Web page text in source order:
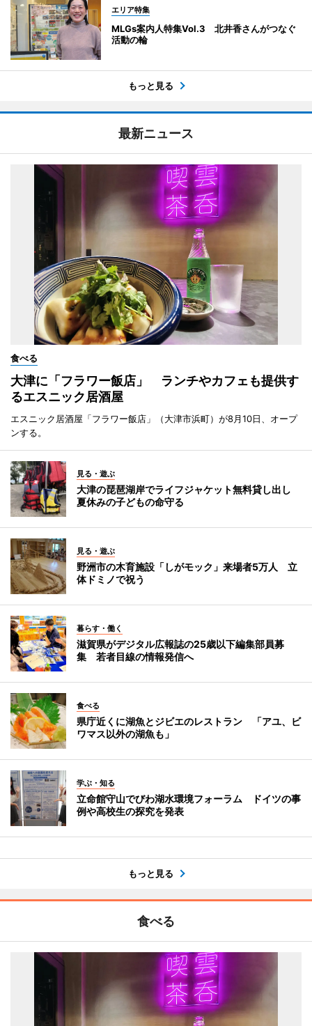
エリア特集
MLGs案内人特集Vol.3 北井香さんがつなぐ
活動の輪
もっと見る
最新ニュース
食べる
大津に「フラワー飯店」 ランチやカフェも提供す
るエスニック居酒屋
エスニック居酒屋「フラワー飯店」（大津市浜町）が8月10日、オープ
ンする。
見る・遊ぶ
大津の琵琶湖岸でライフジャケット無料貸し出し
夏休みの子どもの命守る
見る・遊ぶ
野洲市の木育施設「しがモック」来場者5万人 立
体ドミノで祝う
暮らす・働く
滋賀県がデジタル広報誌の25歳以下編集部員募
集 若者目線の情報発信へ
食べる
県庁近くに湖魚とジビエのレストラン 「アユ、ビ
ワマス以外の湖魚も」
学ぶ・知る
立命館守山でびわ湖水環境フォーラム ドイツの事
例や高校生の探究を発表
もっと見る
食べる